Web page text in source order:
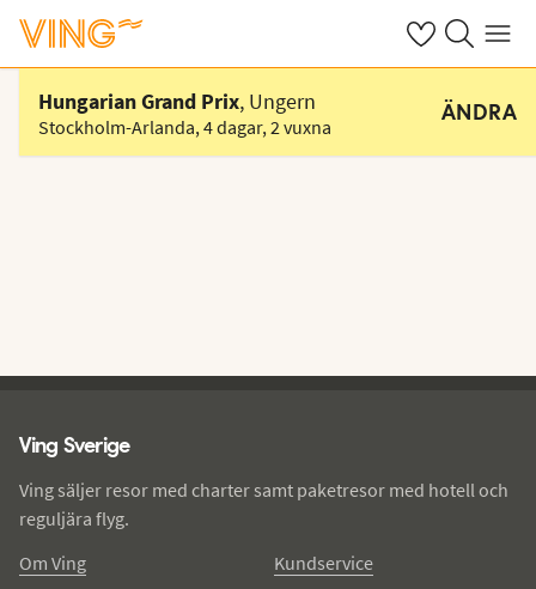
Se dinaSök på ving.se
Meny
Välj hotell
Hungarian Grand Prix, Ungern
Stockholm-Arlanda,4 dagar,2 vuxna
ÄNDRA
Ving Sverige
Ving säljer resor med charter samt paketresor med hotell och
reguljära flyg.
Om Ving
Kundservice